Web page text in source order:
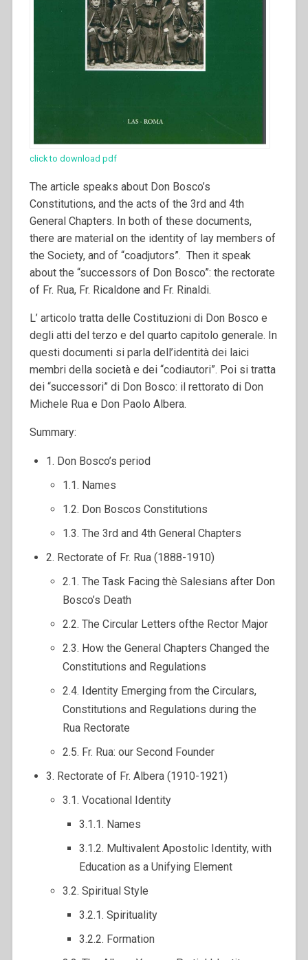
click to download pdf
The article speaks about Don Bosco’s
Constitutions, and the acts of the 3rd and 4th
General Chapters. In both of these documents,
there are material on the identity of lay members of
the Society, and of “coadjutors”. Then it speak
about the “successors of Don Bosco”: the rectorate
of Fr. Rua, Fr. Ricaldone and Fr. Rinaldi.
L’ articolo tratta delle Costituzioni di Don Bosco e
degli atti del terzo e del quarto capitolo generale. In
questi documenti si parla dell’identità dei laici
membri della società e dei “codiautori”. Poi si tratta
dei “successori” di Don Bosco: il rettorato di Don
Michele Rua e Don Paolo Albera.
Summary:
1. Don Bosco’s period
1.1. Names
1.2. Don Boscos Constitutions
1.3. The 3rd and 4th General Chapters
2. Rectorate of Fr. Rua (1888-1910)
2.1. The Task Facing thè Salesians after Don
Bosco’s Death
2.2. The Circular Letters ofthe Rector Major
2.3. How the General Chapters Changed the
Constitutions and Regulations
2.4. Identity Emerging from the Circulars,
Constitutions and Regulations during the
Rua Rectorate
2.5. Fr. Rua: our Second Founder
3. Rectorate of Fr. Albera (1910-1921)
3.1. Vocational Identity
3.1.1. Names
3.1.2. Multivalent Apostolic Identity, with
Education as a Unifying Element
3.2. Spiritual Style
3.2.1. Spirituality
3.2.2. Formation